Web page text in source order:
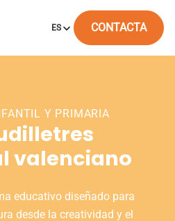
ES CONTACTA
Y PRIMARIA
valenciano
educativo diseñado para
desde la creatividad y el